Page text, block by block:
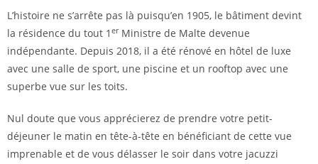
L’histoire ne s’arrête pas là puisqu’en 1905, le bâtiment devint
la résidence du tout 1 erMinistre de Malte devenue
indépendante. Depuis 2018, il a été rénové en hôtel de luxe
avec une salle de sport, une piscine et un rooftop avec une
superbe vue sur les toits.
Nul doute que vous apprécierez de prendre votre petit-
déjeuner le matin en tête-à-tête en bénéficiant de cette vue
imprenable et de vous délasser le soir dans votre jacuzzi